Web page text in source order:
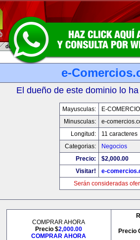
e-
El dueño de este dominio lo
Mayusculas:
E-
Minusculas:
e-
Longitud:
11 caracteres
Categorias:
Negocios
Precio:
$2,000.00
Visitar!
e-
Serán consideradas
COMPRAR AHORA
Precio $2,000.00
COMPRAR AHORA
Precio